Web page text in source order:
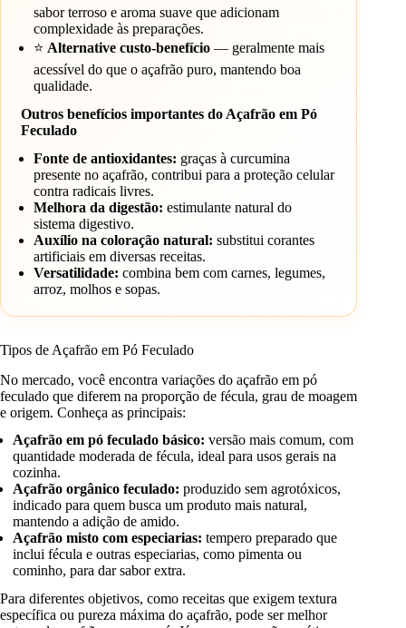
sabor terroso e aroma suave que adicionam
complexidade às preparações.
⭐ Alternative custo-benefício — geralmente mais
acessível do que o açafrão puro, mantendo boa
qualidade.
Outros benefícios importantes do Açafrão em Pó
Feculado
Fonte de antioxidantes: graças à curcumina
presente no açafrão, contribui para a proteção celular
contra radicais livres.
Melhora da digestão: estimulante natural do
sistema digestivo.
Auxílio na coloração natural: substitui corantes
artificiais em diversas receitas.
Versatilidade: combina bem com carnes, legumes,
arroz, molhos e sopas.
Tipos de Açafrão em Pó Feculado
No mercado, você encontra variações do açafrão em pó
feculado que diferem na proporção de fécula, grau de moagem
e origem. Conheça as principais:
Açafrão em pó feculado básico: versão mais comum, com
quantidade moderada de fécula, ideal para usos gerais na
cozinha.
Açafrão orgânico feculado: produzido sem agrotóxicos,
indicado para quem busca um produto mais natural,
mantendo a adição de amido.
Açafrão misto com especiarias: tempero preparado que
inclui fécula e outras especiarias, como pimenta ou
cominho, para dar sabor extra.
Para diferentes objetivos, como receitas que exigem textura
específica ou pureza máxima do açafrão, pode ser melhor